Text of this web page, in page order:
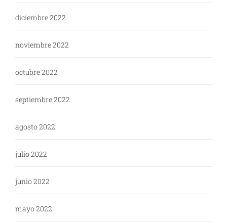
diciembre 2022
noviembre 2022
octubre 2022
septiembre 2022
agosto 2022
julio 2022
junio 2022
mayo 2022